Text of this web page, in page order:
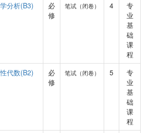
分析(B3)
必
修
笔试（闭卷） 4
专
业
基
础
课
程
代数(B2)
必
修
笔试（闭卷） 5
专
业
基
础
课
程